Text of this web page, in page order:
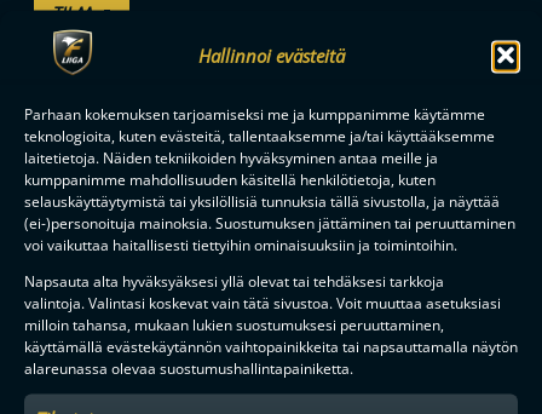
Hallinnoi evästeitä
Parhaan kokemuksen tarjoamiseksi me ja kumppanimme käytämme
teknologioita, kuten evästeitä, tallentaaksemme ja/tai käyttääksemme
laitetietoja. Näiden tekniikoiden hyväksyminen antaa meille ja
kumppanimme mahdollisuuden käsitellä henkilötietoja, kuten
selauskäyttäytymistä tai yksilöllisiä tunnuksia tällä sivustolla, ja näyttää
(ei-)personoituja mainoksia. Suostumuksen jättäminen tai peruuttaminen
voi vaikuttaa haitallisesti tiettyihin ominaisuuksiin ja toimintoihin.
Napsauta alta hyväksyäksesi yllä olevat tai tehdäksesi tarkkoja
valintoja. Valintasi koskevat vain tätä sivustoa. Voit muuttaa asetuksiasi
milloin tahansa, mukaan lukien suostumuksesi peruuttaminen,
käyttämällä evästekäytännön vaihtopainikkeita tai napsauttamalla näytön
alareunassa olevaa suostumushallintapainiketta.
TILAA